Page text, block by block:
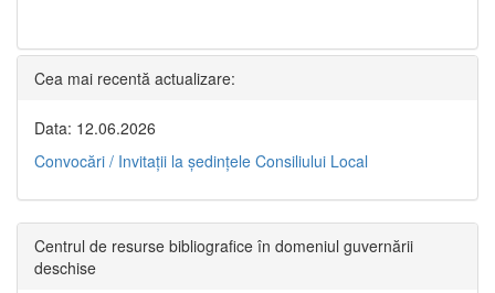
Cea mai recentă actualizare:
Data: 12.06.2026
Convocări / Invitaţii la şedinţele Consiliului Local
Centrul de resurse bibliografice în domeniul guvernării
deschise